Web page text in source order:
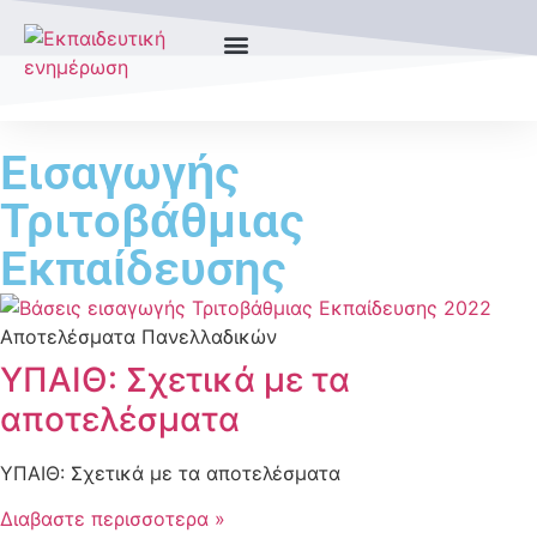
Εισαγωγής
Τριτοβάθμιας
Εκπαίδευσης
Αποτελέσματα Πανελλαδικών
ΥΠΑΙΘ: Σχετικά με τα
αποτελέσματα
ΥΠΑΙΘ: Σχετικά με τα αποτελέσματα
Διαβαστε περισσοτερα »